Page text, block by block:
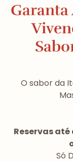
Garanta
O sabor da
Reservas até
Só